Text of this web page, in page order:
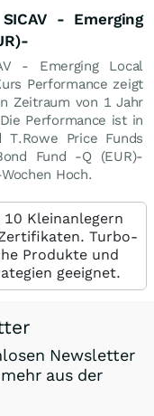
- Emerging
- Emerging Local
Performance zeigt
Zeitraum von 1 Jahr
Performance ist in
Price Funds
Fund -Q (EUR)-
Hoch.
Kleinanlegern
Turbo-
Produkte und
geeignet.
Newsletter
aus der